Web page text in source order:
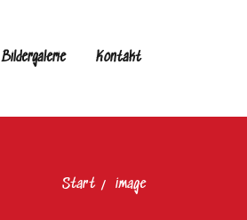
Bildergalerie Kontakt
Start image